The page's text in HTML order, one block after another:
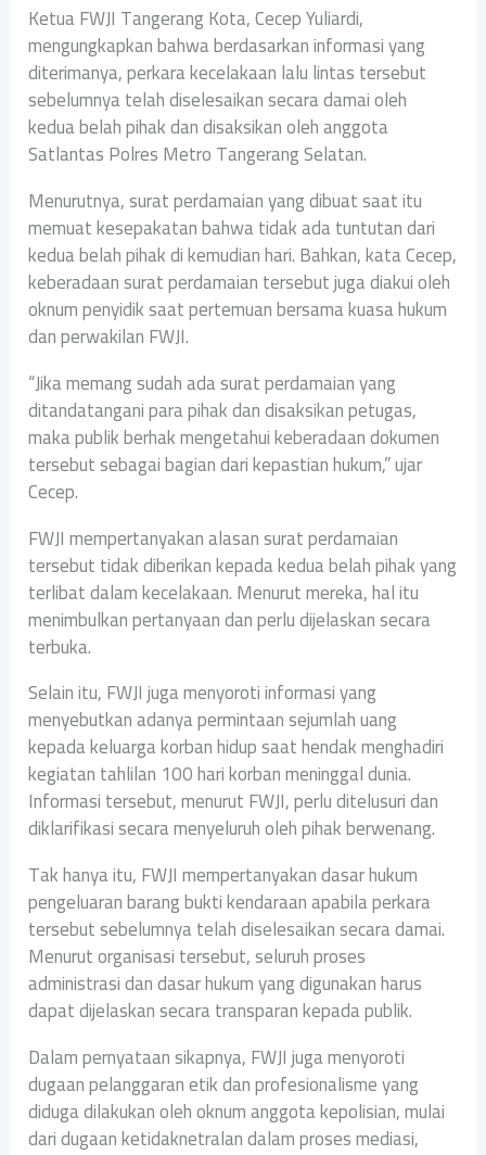
Ketua FWJI Tangerang Kota, Cecep Yuliardi,
mengungkapkan bahwa berdasarkan informasi yang
diterimanya, perkara kecelakaan lalu lintas tersebut
sebelumnya telah diselesaikan secara damai oleh
kedua belah pihak dan disaksikan oleh anggota
Satlantas Polres Metro Tangerang Selatan.
Menurutnya, surat perdamaian yang dibuat saat itu
memuat kesepakatan bahwa tidak ada tuntutan dari
kedua belah pihak di kemudian hari. Bahkan, kata Cecep,
keberadaan surat perdamaian tersebut juga diakui oleh
oknum penyidik saat pertemuan bersama kuasa hukum
dan perwakilan FWJI.
“Jika memang sudah ada surat perdamaian yang
ditandatangani para pihak dan disaksikan petugas,
maka publik berhak mengetahui keberadaan dokumen
tersebut sebagai bagian dari kepastian hukum,” ujar
Cecep.
FWJI mempertanyakan alasan surat perdamaian
tersebut tidak diberikan kepada kedua belah pihak yang
terlibat dalam kecelakaan. Menurut mereka, hal itu
menimbulkan pertanyaan dan perlu dijelaskan secara
terbuka.
Selain itu, FWJI juga menyoroti informasi yang
menyebutkan adanya permintaan sejumlah uang
kepada keluarga korban hidup saat hendak menghadiri
kegiatan tahlilan 100 hari korban meninggal dunia.
Informasi tersebut, menurut FWJI, perlu ditelusuri dan
diklarifikasi secara menyeluruh oleh pihak berwenang.
Tak hanya itu, FWJI mempertanyakan dasar hukum
pengeluaran barang bukti kendaraan apabila perkara
tersebut sebelumnya telah diselesaikan secara damai.
Menurut organisasi tersebut, seluruh proses
administrasi dan dasar hukum yang digunakan harus
dapat dijelaskan secara transparan kepada publik.
Dalam pernyataan sikapnya, FWJI juga menyoroti
dugaan pelanggaran etik dan profesionalisme yang
diduga dilakukan oleh oknum anggota kepolisian, mulai
dari dugaan ketidaknetralan dalam proses mediasi,